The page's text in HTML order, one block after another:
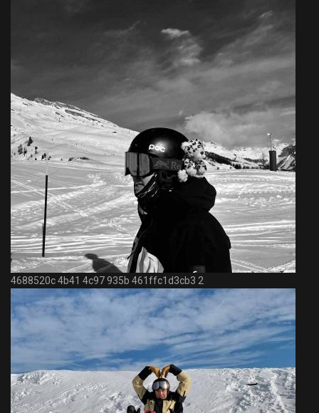
4688520c 4b41 4c97 935b 461ffc1d3cb3 2